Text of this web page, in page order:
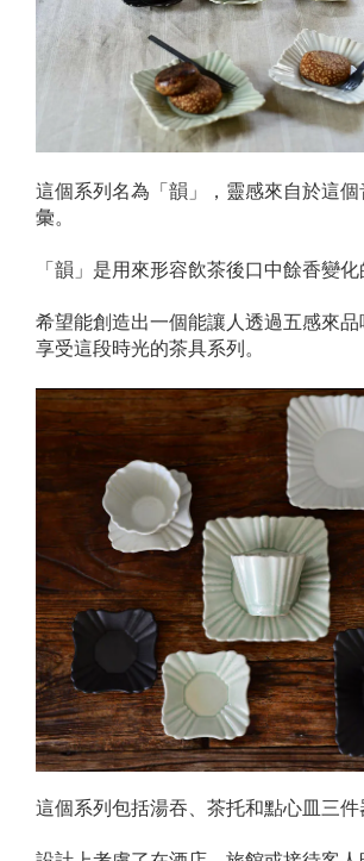
這個系列名為「韻」，靈感來自於這
彙。
「韻」是用來形容飲茶後口中餘香變化
希望能創造出一個能讓人透過五感來
享受這段時光的茶具系列。
這個系列包括湯吞、茶托和點心皿三件